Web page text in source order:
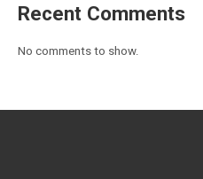
Recent Comments
No comments to show.